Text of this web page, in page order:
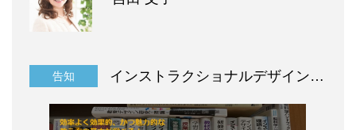
告知 インストラクショナルデザイン入門講座